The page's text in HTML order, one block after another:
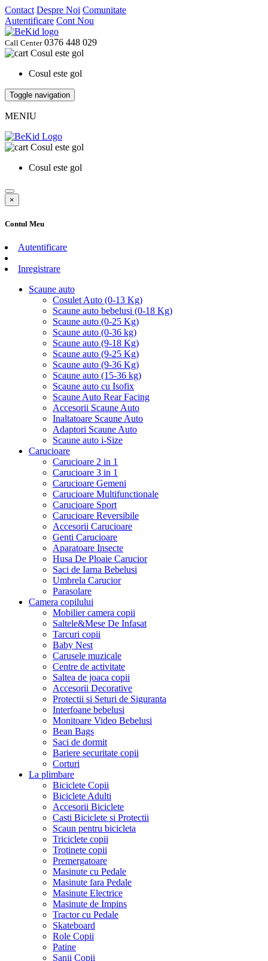
Contact Despre Noi Comunitate
Autentificare Cont Nou
Call Center0376 448 029
Cosul este gol
Cosul este gol
Toggle navigation
MENIU
Cosul este gol
Cosul este gol
×
Contul Meu
Autentificare
Inregistrare
Scaune auto
Cosulet Auto (0-13 Kg)
Scaune auto bebelusi (0-18 Kg)
Scaune auto (0-25 Kg)
Scaune auto (0-36 kg)
Scaune auto (9-18 Kg)
Scaune auto (9-25 Kg)
Scaune auto (9-36 Kg)
Scaune auto (15-36 kg)
Scaune auto cu Isofix
Scaune Auto Rear Facing
Accesorii Scaune Auto
Inaltatoare Scaune Auto
Adaptori Scaune Auto
Scaune auto i-Size
Carucioare
Carucioare 2 in 1
Carucioare 3 in 1
Carucioare Gemeni
Carucioare Multifunctionale
Carucioare Sport
Carucioare Reversibile
Accesorii Carucioare
Genti Carucioare
Aparatoare Insecte
Husa De Ploaie Carucior
Saci de Iarna Bebelusi
Umbrela Carucior
Parasolare
Camera copilului
Mobilier camera copii
Saltele&Mese De Infasat
Tarcuri copii
Baby Nest
Carusele muzicale
Centre de activitate
Saltea de joaca copii
Accesorii Decorative
Protectii si Seturi de Siguranta
Interfoane bebelusi
Monitoare Video Bebelusi
Bean Bags
Saci de dormit
Bariere securitate copii
Corturi
La plimbare
Biciclete Copii
Biciclete Adulti
Accesorii Biciclete
Casti Biciclete si Protectii
Scaun pentru bicicleta
Triciclete copii
Trotinete copii
Premergatoare
Masinute cu Pedale
Masinute fara Pedale
Masinute Electrice
Masinute de Impins
Tractor cu Pedale
Skateboard
Role Copii
Patine
Sanii Copii